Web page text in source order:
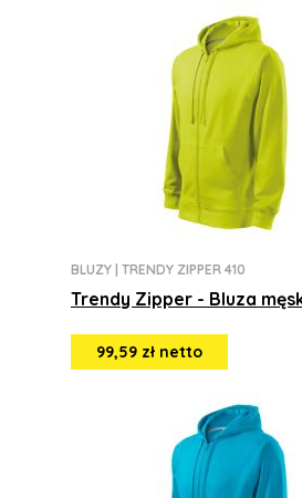
BLUZY TRENDY ZIPPER 410
Trendy Zipper - Bluza
99,59 zł netto